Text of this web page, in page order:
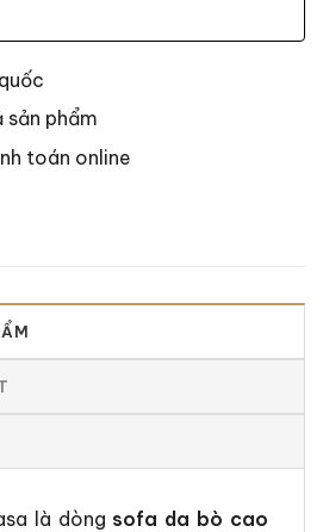
phẩm
toán online
là dòng sofa da bò cao